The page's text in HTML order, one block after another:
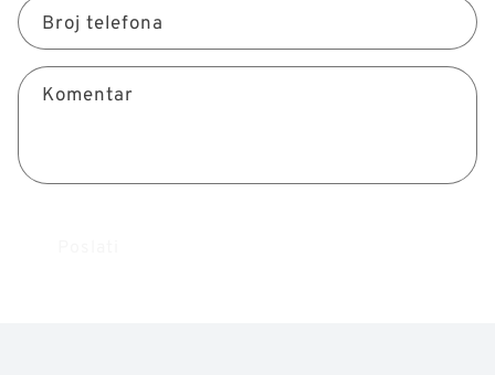
k
t
o
a
Broj telefona
Komentar